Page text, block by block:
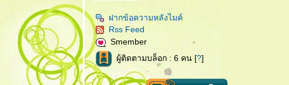
ฝากข้อความหลังไมค์
Rss Feed
Smember
ผู้ติดตามบล็อก : 6 คน [?]